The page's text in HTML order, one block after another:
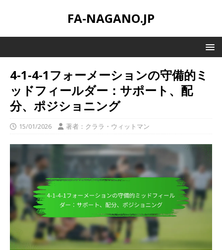
FA-NAGANO.JP
4-1-4-1フォーメーションの守備的ミ
ッドフィールダー：サポート、配
分、ポジショニング
15/01/2026 著者：クララ・ウィットマン